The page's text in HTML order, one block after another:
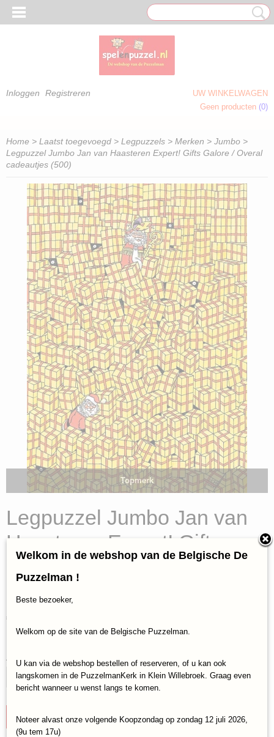
Inloggen Registreren
UW WINKELWAGEN
Geen producten (0)
Home > Laatst toegevoegd > Legpuzzels > Merken > Jumbo >
Legpuzzel Jumbo Jan van Haasteren Expert! Gifts Galore / Overal
cadeautjes (500)
Topmerk
Legpuzzel Jumbo Jan van
Haasteren Expert! Gifts
Galore / Overal cadeautjes
(500)
€ 13,95
Op voorraad
Aantal
IN WINKELWAGEN
Welkom in de webshop van de Belgische De
Puzzelman !
Beste bezoeker,
Welkom op de site van de Belgische Puzzelman.
U kan via de webshop bestellen of reserveren, of u kan ook
langskomen in de PuzzelmanKerk in Klein Willebroek. Graag even
bericht wanneer u wenst langs te komen.
Noteer alvast onze volgende Koopzondag op zondag 12 juli 2026,
(9u tem 17u)